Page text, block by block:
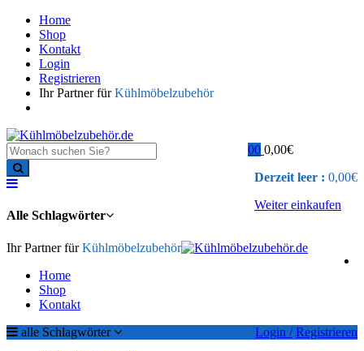
Home
Shop
Kontakt
Login
Registrieren
Ihr Partner fürKühlmöbelzubehör
0 0,00€
Derzeit leer : 0,00€
Weiter einkaufen
0
Alle Schlagwörter
Ihr Partner fürKühlmöbelzubehör
Home
Shop
Kontakt
Login / Registrieren
alle Schlagwörter